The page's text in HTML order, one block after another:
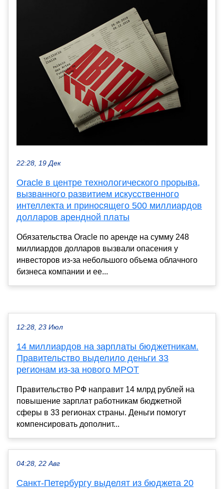
22:28, 19 Дек
Oracle в центре технологического прорыва,
вызванного развитием искусственного
интеллекта и приносящего 500 миллиардов
долларов арендной платы
Обязательства Oracle по аренде на сумму 248
миллиардов долларов вызвали опасения у
инвесторов из-за небольшого объема облачного
бизнеса компании и ее...
12:28, 23 Июл
14 миллиардов на зарплаты бюджетникам.
Правительство выделило деньги 33
регионам из-за нового МРОТ
Правительство РФ направит 14 млрд рублей на
повышение зарплат работникам бюджетной
сферы в 33 регионах страны. Деньги помогут
компенсировать дополнит...
04:28, 22 Авг
Санкт-Петербургу выделят из бюджета 20